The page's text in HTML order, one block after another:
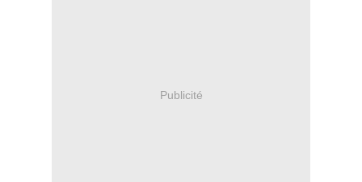
Publicité